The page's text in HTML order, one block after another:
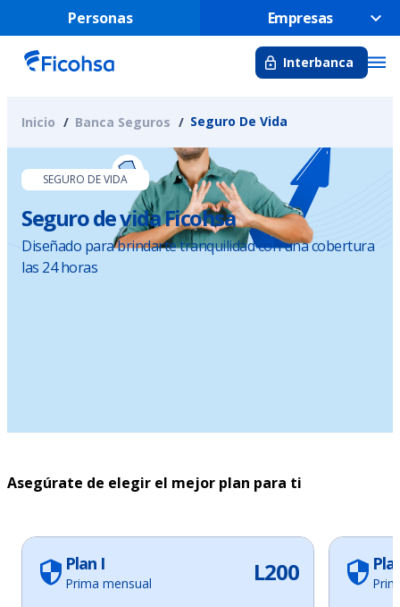
Personas Empresas
Interbanca
Inicio Banca Seguros Seguro De Vida
SEGURO DE VIDA
Seguro de vida Ficohsa
Diseñado para brindarte tranquilidad con una cobertura
las 24 horas
Asegúrate de elegir el mejor plan para ti
Plan I
Prima mensual L200